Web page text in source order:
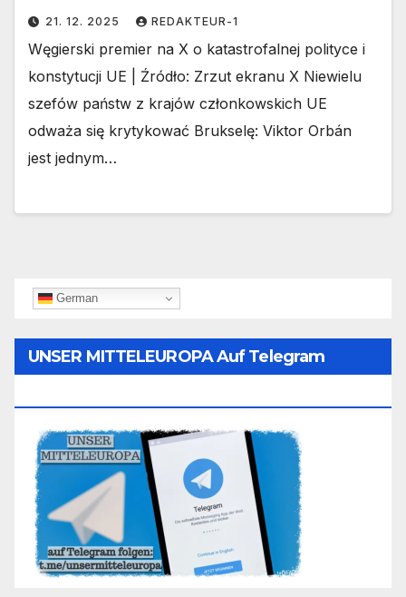
21. 12. 2025 REDAKTEUR-1
Węgierski premier na X o katastrofalnej polityce i
konstytucji UE | Źródło: Zrzut ekranu X Niewielu
szefów państw z krajów członkowskich UE
odważa się krytykować Brukselę: Viktor Orbán
jest jednym…
German
UNSER MITTELEUROPA Auf Telegram